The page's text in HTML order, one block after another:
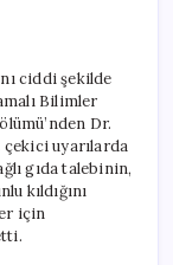
Önemli
Uyarılar
için
ciddi şekilde
Bilimler
Dr.
çekici uyarılarda
gıda talebinin,
kıldığını
için